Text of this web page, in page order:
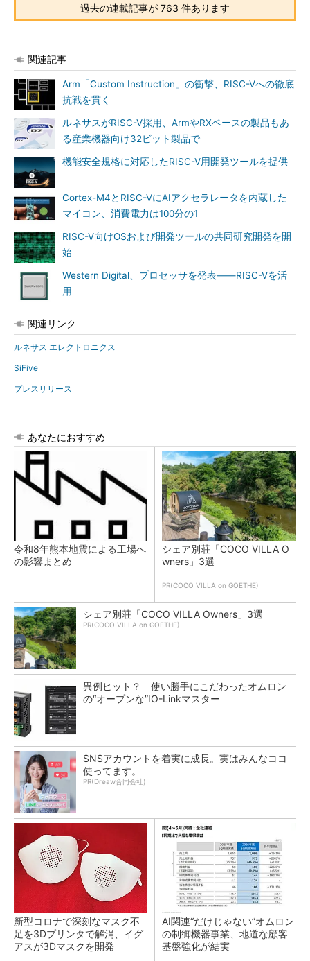
過去の連載記事が 763 件あります
関連記事
Arm「Custom Instruction」の衝撃、RISC-Vへの徹底
抗戦を貫く
ルネサスがRISC-V採用、ArmやRXベースの製品もあ
る産業機器向け32ビット製品で
機能安全規格に対応したRISC-V用開発ツールを提供
Cortex-M4とRISC-VにAIアクセラレータを内蔵した
マイコン、消費電力は100分の1
RISC-V向けOSおよび開発ツールの共同研究開発を開
始
Western Digital、プロセッサを発表――RISC-Vを活
用
関連リンク
ルネサス エレクトロニクス
SiFive
プレスリリース
あなたにおすすめ
令和8年熊本地震による工場へ
の影響まとめ
シェア別荘「COCO VILLA O
wners」3選
PR(COCO VILLA on GOETHE)
シェア別荘「COCO VILLA Owners」3選
PR(COCO VILLA on GOETHE)
異例ヒット？ 使い勝手にこだわったオムロン
の“オープンな”IO-Linkマスター
SNSアカウントを着実に成長。実はみんなココ
使ってます。
PR(Dreaw合同会社)
新型コロナで深刻なマスク不
足を3Dプリンタで解消、イグ
アスが3Dマスクを開発
AI関連“だけじゃない”オムロン
の制御機器事業、地道な顧客
基盤強化が結実